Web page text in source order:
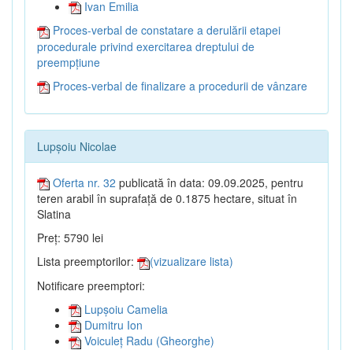
Ivan Emilia
Proces-verbal de constatare a derulării etapei
procedurale privind exercitarea dreptului de
preempțiune
Proces-verbal de finalizare a procedurii de vânzare
Lupșoiu Nicolae
Oferta nr. 32 publicată în data: 09.09.2025, pentru
teren arabil în suprafață de 0.1875 hectare, situat în
Slatina
Preț: 5790 lei
Lista preemptorilor:
(vizualizare lista)
Notificare preemptori:
Lupșoiu Camelia
Dumitru Ion
Voiculeț Radu (Gheorghe)